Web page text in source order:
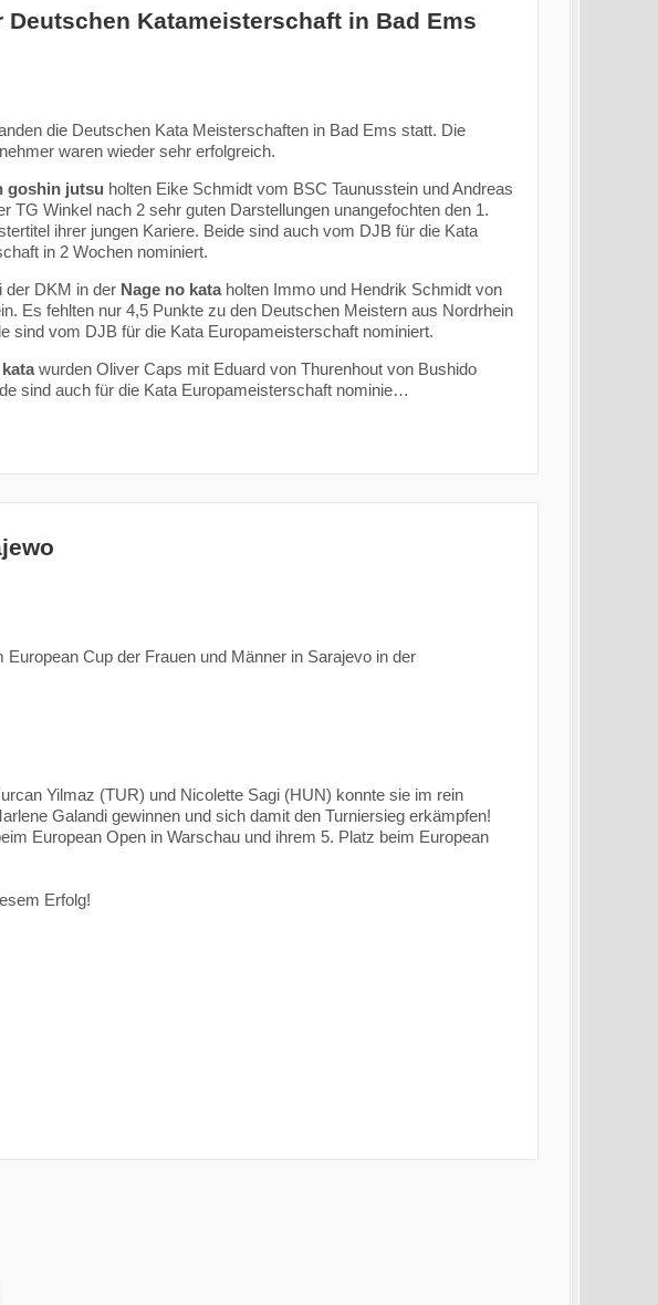
Katameisterschaft in Bad Ems
die Deutschen Kata Meisterschaften in Bad Ems statt. Die
waren wieder sehr erfolgreich.
goshin jutsu holten Eike Schmidt vom BSC Taunusstein und Andreas
TG Winkel nach 2 sehr guten Darstellungen unangefochten den 1.
ihrer jungen Kariere. Beide sind auch vom DJB für die Kata
in 2 Wochen nominiert.
der DKM in der Nage no kataholten Immo und Hendrik Schmidt von
Es fehlten nur 4,5 Punkte zu den Deutschen Meistern aus Nordrhein
sind vom DJB für die Kata Europameisterschaft nominiert.
wurden Oliver Caps mit Eduard von Thurenhout von Bushido
sind auch für die Kata Europameisterschaft nominie…
Cup der Frauen und Männer in Sarajevo in der
Yilmaz (TUR) und Nicolette Sagi (HUN) konnte sie im rein
Galandi gewinnen und sich damit den Turniersieg erkämpfen!
European Open in Warschau und ihrem 5. Platz beim European
Erfolg!